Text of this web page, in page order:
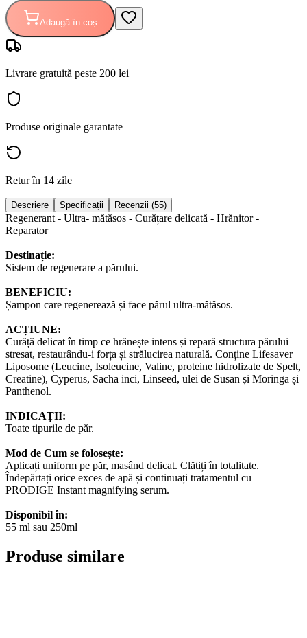
Adaugă în coș
Livrare gratuită peste 200 lei
Produse originale garantate
Retur în 14 zile
Descriere Specificații Recenzii (55)
Regenerant - Ultra- mătăsos - Curățare delicată - Hrănitor -
Reparator
Destinație:
Sistem de regenerare a părului.
BENEFICIU:
Șampon care regenerează și face părul ultra-mătăsos.
ACȚIUNE:
Curăță delicat în timp ce hrănește intens și repară structura părului
stresat, restaurându-i forța și strălucirea naturală. Conține Lifesaver
Liposome (Leucine, Isoleucine, Valine, proteine hidrolizate de Spelt,
Creatine), Cyperus, Sacha inci, Linseed, ulei de Susan și Moringa și
Panthenol.
INDICAȚII:
Toate tipurile de păr.
Mod de Cum se folosește:
Aplicați uniform pe păr, masând delicat. Clătiți în totalitate.
Îndepărtați orice exces de apă și continuați tratamentul cu
PRODIGE Instant magnifying serum.
Disponibil în:
55 ml sau 250ml
Produse similare